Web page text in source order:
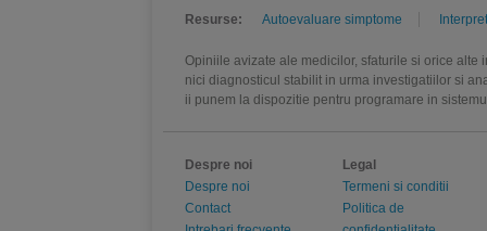
Resurse: Autoevaluare simptome
Opiniile avizate ale medicilor, sfaturile si orice
nici diagnosticul stabilit in urma investigatiilor si
ii punem la dispozitie pentru programare in
Despre noi
Despre noi
Contact
Legal
Termeni si conditii
Politica de